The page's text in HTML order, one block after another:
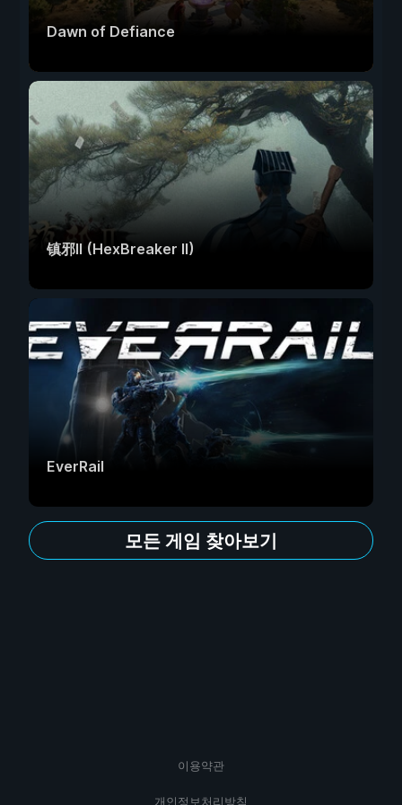
Dawn of Defiance
镇邪Ⅱ (HexBreaker II)
EverRail
모든 게임 찾아보기
이용약관
개인정보처리방침